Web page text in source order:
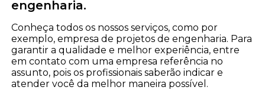
engenharia.
Conheça todos os nossos serviços, como por
exemplo, empresa de projetos de engenharia. Para
garantir a qualidade e melhor experiência, entre
em contato com uma empresa referência no
assunto, pois os profissionais saberão indicar e
atender você da melhor maneira possível.